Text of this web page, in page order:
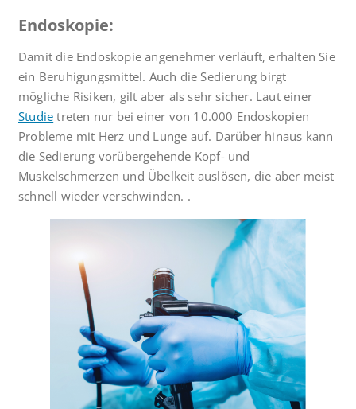
Endoskopie:
Damit die Endoskopie angenehmer verläuft, erhalten Sie
ein Beruhigungsmittel. Auch die Sedierung birgt
mögliche Risiken, gilt aber als sehr sicher. Laut einer
Studie treten nur bei einer von 10.000 Endoskopien
Probleme mit Herz und Lunge auf. Darüber hinaus kann
die Sedierung vorübergehende Kopf- und
Muskelschmerzen und Übelkeit auslösen, die aber meist
schnell wieder verschwinden. .